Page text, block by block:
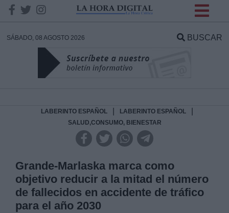
SÁBADO, 08 AGOSTO 2026 BUSCAR
LABERINTO ESPAÑOL LABERINTO ESPAÑOL
SALUD,CONSUMO, BIENESTAR
Grande-Marlaska marca como
objetivo reducir a la mitad el número
de fallecidos en accidente de tráfico
para el año 2030
DATOS
Responsable:
Legitimación:
Destinatarios: